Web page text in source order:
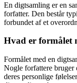
En digtsamling er en
forfatter. Den består
forbundet af et
Hvad er formålet
Formålet med en
Nogle forfattere bruger
deres personlige